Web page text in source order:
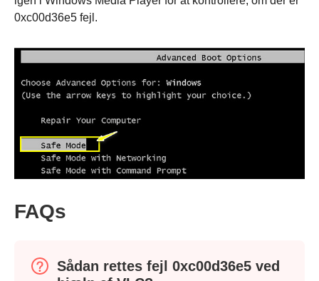
0xc00d36e5 fejl.
FAQs
Sådan rettes fejl 0xc00d36e5 ved